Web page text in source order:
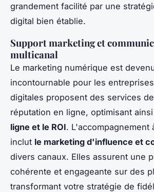
grandement facilité par une
digital bien établie.
Support marketing et
multicanal
Le marketing numérique est
incontournable pour les
digitales proposent des services
réputation en ligne, optimisant ainsi
ligne et le ROI. L'accompagnement
inclut le marketing d'influence et
divers canaux. Elles assurent une
cohérente et engageante sur des
transformant votre stratégie de